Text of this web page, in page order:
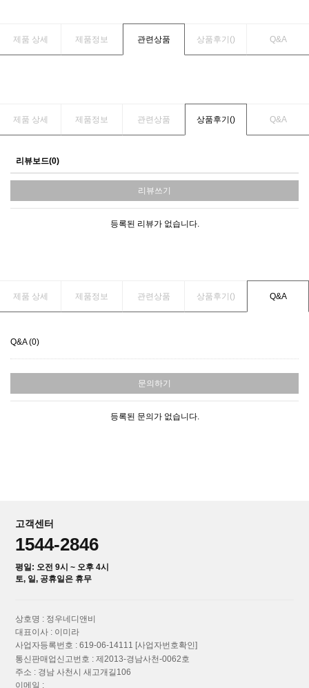
제품 상세 제품정보 관련상품 상품후기() Q&A
제품 상세 제품정보 관련상품 상품후기() Q&A
리뷰보드(0)
리뷰쓰기
등록된 리뷰가 없습니다.
제품 상세 제품정보 관련상품 상품후기() Q&A
Q&A (0)
문의하기
등록된 문의가 없습니다.
고객센터
1544-2846
평일: 오전 9시 ~ 오후 4시
토, 일, 공휴일은 휴무
상호명 : 정우네디앤비
대표이사 : 이미라
사업자등록번호 : 619-06-14111 [사업자번호확인]
통신판매업신고번호 : 제2013-경남사천-0062호
주소 : 경남 사천시 새고개길106
이메일 :